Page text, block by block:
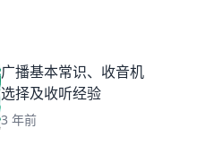
广播基本常识、收音机
选择及收听经验
3 年前